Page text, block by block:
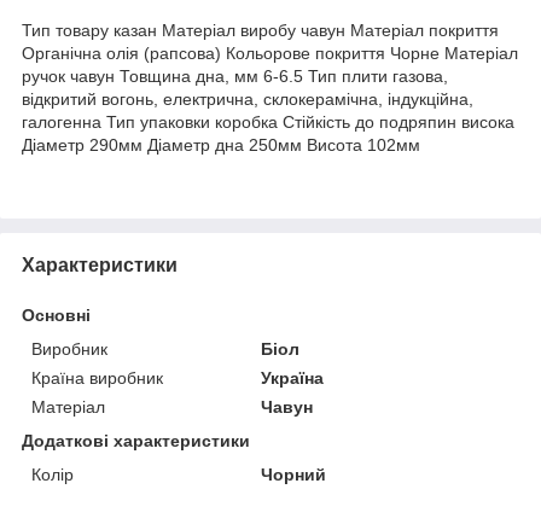
Тип товару казан Матеріал виробу чавун Матеріал покриття
Органічна олія (рапсова) Кольорове покриття Чорне Матеріал
ручок чавун Товщина дна, мм 6-6.5 Тип плити газова,
відкритий вогонь, електрична, склокерамічна, індукційна,
галогенна Тип упаковки коробка Стійкість до подряпин висока
Діаметр 290мм Діаметр дна 250мм Висота 102мм
Характеристики
Основні
Виробник
Біол
Країна виробник
Україна
Матеріал
Чавун
Додаткові характеристики
Колір
Чорний